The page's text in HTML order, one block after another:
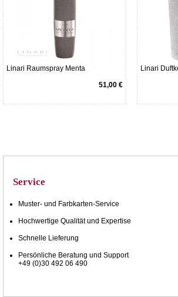
Linari Raumspray Menta
51,00 €
Linari
Service
Muster- und Farbkarten-Service
Hochwertige Qualität und Expertise
Schnelle Lieferung
Persönliche Beratung und Support
+49 (0)30 492 06 490